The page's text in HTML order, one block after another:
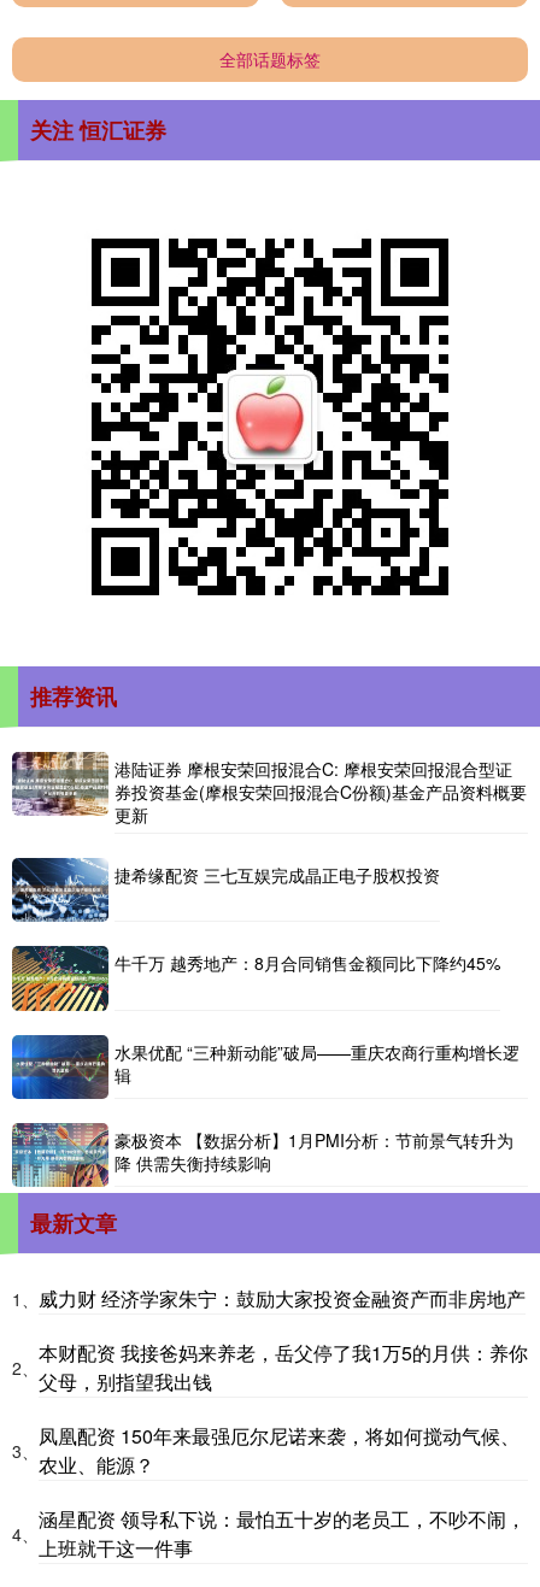
全部话题标签
关注 恒汇证券
推荐资讯
港陆证券 摩根安荣回报混合C: 摩根安荣回报混合型证
券投资基金(摩根安荣回报混合C份额)基金产品资料概要
更新
捷希缘配资 三七互娱完成晶正电子股权投资
牛千万 越秀地产：8月合同销售金额同比下降约45%
水果优配 “三种新动能”破局——重庆农商行重构增长逻
辑
豪极资本 【数据分析】1月PMI分析：节前景气转升为
降 供需失衡持续影响
最新文章
1、 威力财 经济学家朱宁：鼓励大家投资金融资产而非房地产
2、
本财配资 我接爸妈来养老，岳父停了我1万5的月供：养你
父母，别指望我出钱
3、
凤凰配资 150年来最强厄尔尼诺来袭，将如何搅动气候、
农业、能源？
4、
涵星配资 领导私下说：最怕五十岁的老员工，不吵不闹，
上班就干这一件事